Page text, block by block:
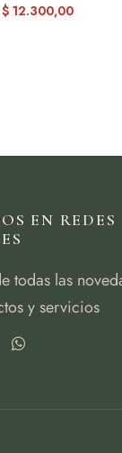
$ 12.300,00
EN REDES
todas las
y servicios